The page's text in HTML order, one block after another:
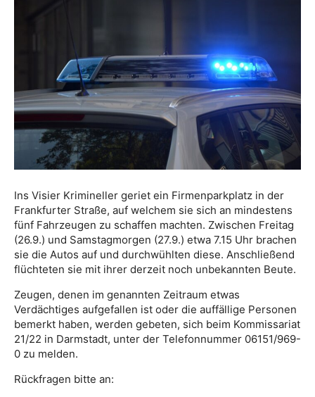
Ins Visier Krimineller geriet ein Firmenparkplatz in der
Frankfurter Straße, auf welchem sie sich an mindestens
fünf Fahrzeugen zu schaffen machten. Zwischen Freitag
(26.9.) und Samstagmorgen (27.9.) etwa 7.15 Uhr brachen
sie die Autos auf und durchwühlten diese. Anschließend
flüchteten sie mit ihrer derzeit noch unbekannten Beute.
Zeugen, denen im genannten Zeitraum etwas
Verdächtiges aufgefallen ist oder die auffällige Personen
bemerkt haben, werden gebeten, sich beim Kommissariat
21/22 in Darmstadt, unter der Telefonnummer 06151/969-
0 zu melden.
Rückfragen bitte an: